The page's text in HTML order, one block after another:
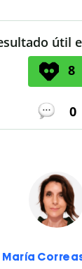
útil
8
0
María